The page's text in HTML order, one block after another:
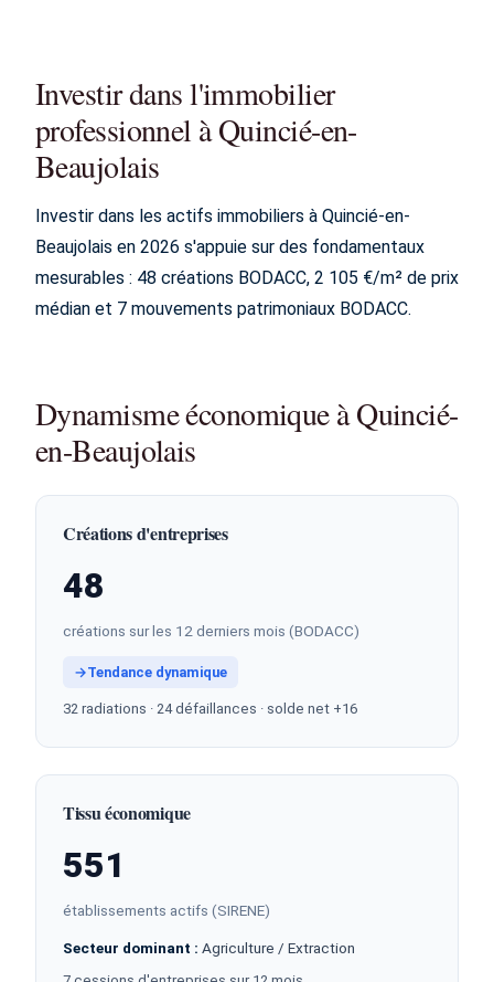
Investir dans l'immobilier
professionnel à Quincié-en-
Beaujolais
Investir dans les actifs immobiliers à Quincié-en-
Beaujolais en 2026 s'appuie sur des fondamentaux
mesurables : 48 créations BODACC, 2 105 €/m² de prix
médian et 7 mouvements patrimoniaux BODACC.
Dynamisme économique à Quincié-
en-Beaujolais
Créations d'entreprises
48
créations sur les 12 derniers mois (BODACC)
→Tendance dynamique
32 radiations · 24 défaillances · solde net +16
Tissu économique
551
établissements actifs (SIRENE)
Secteur dominant : Agriculture / Extraction